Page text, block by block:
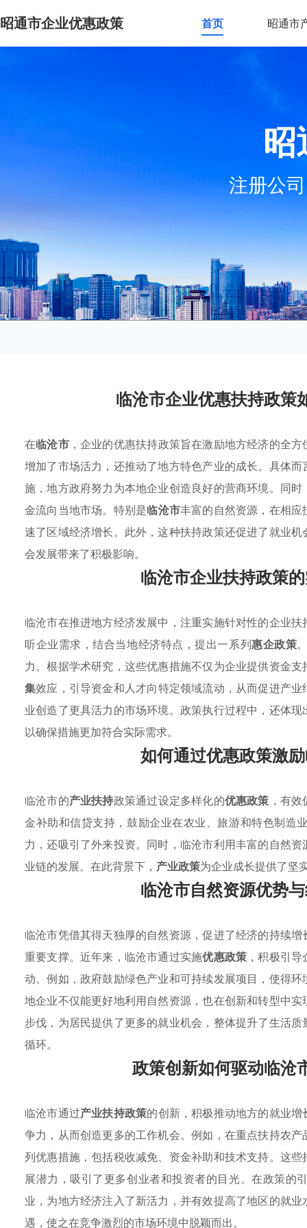
昭通市企业优惠政策 首页 昭通市
昭
注册公
临沧市企业优惠扶持政策
在临沧市，企业的优惠扶持政策旨在激励地方经济的全
增加了市场活力，还推动了地方特色产业的成长。具体
施，地方政府努力为本地企业创造良好的营商环境。同
金流向当地市场。特别是临沧市丰富的自然资源，在相
速了区域经济增长。此外，这种扶持政策还促进了就业
会发展带来了积极影响。
临沧市企业扶持政策
临沧市在推进地方经济发展中，注重实施针对性的企业
听企业需求，结合当地经济特点，提出一系列惠企政策
力。根据学术研究，这些优惠措施不仅为企业提供资金
集效应，引导资金和人才向特定领域流动，从而促进产
业创造了更具活力的市场环境。政策执行过程中，还体
以确保措施更加符合实际需求。
如何通过优惠政策激
临沧市的产业扶持政策通过设定多样化的优惠政策 ，有
金补助和信贷支持，鼓励企业在农业、旅游和特色制造
力，还吸引了外来投资。同时，临沧市利用丰富的自然
业链的发展。在此背景下， 产业政策为企业成长提供了坚
临沧市自然资源优势
临沧市凭借其得天独厚的自然资源，促进了经济的持续
重要支撑。近年来，临沧市通过实施优惠政策 ，积极引
动。例如，政府鼓励绿色产业和可持续发展项目，使得
地企业不仅能更好地利用自然资源，也在创新和转型中
步伐，为居民提供了更多的就业机会，整体提升了生活
循环。
政策创新如何驱动临沧
临沧市通过产业扶持政策的创新，积极推动地方的就业
争力，从而创造更多的工作机会。例如，在重点扶持农
列优惠措施，包括税收减免、资金补助和技术支持。这
展潜力，吸引了更多创业者和投资者的目光。在政策的
业，为地方经济注入了新活力，并有效提高了地区的就
遇，使之在竞争激烈的市场环境中脱颖而出。